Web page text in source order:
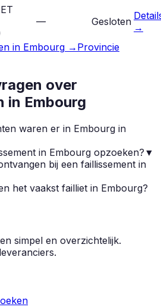
— Gesloten →
in Embourg → Provincie
over
in Embourg
waren er in Embourg in
in Embourg opzoeken? ▼
bij een faillissement in
het vaakst failliet in Embourg?
simpel en overzichtelijk.